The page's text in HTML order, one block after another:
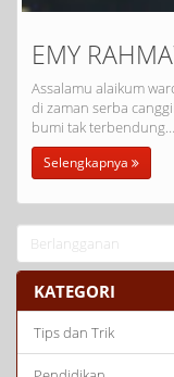
EMY
Assalamu alaikum
di zaman serba
bumi tak terbendung…
Selengkapnya
KATEGORI
Tips dan Trik